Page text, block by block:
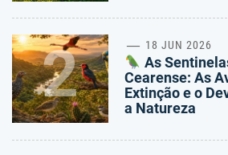
2 18 JUN 2026
As
Cearense: As
Extinção e o
a Natureza